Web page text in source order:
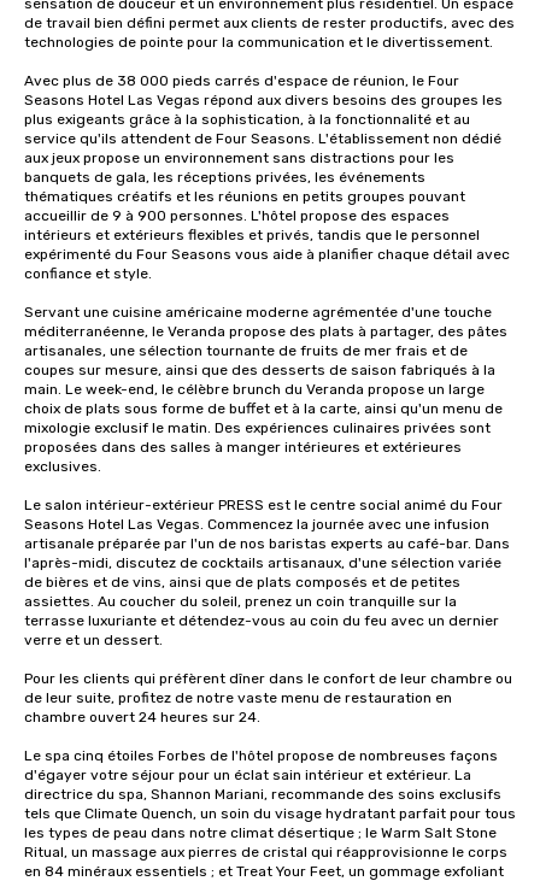
sensation de douceur et un environnement plus résidentiel. Un espace
de travail bien défini permet aux clients de rester productifs, avec des
technologies de pointe pour la communication et le divertissement.
Avec plus de 38 000 pieds carrés d'espace de réunion, le Four
Seasons Hotel Las Vegas répond aux divers besoins des groupes les
plus exigeants grâce à la sophistication, à la fonctionnalité et au
service qu'ils attendent de Four Seasons. L'établissement non dédié
aux jeux propose un environnement sans distractions pour les
banquets de gala, les réceptions privées, les événements
thématiques créatifs et les réunions en petits groupes pouvant
accueillir de 9 à 900 personnes. L'hôtel propose des espaces
intérieurs et extérieurs flexibles et privés, tandis que le personnel
expérimenté du Four Seasons vous aide à planifier chaque détail avec
confiance et style.
Servant une cuisine américaine moderne agrémentée d'une touche
méditerranéenne, le Veranda propose des plats à partager, des pâtes
artisanales, une sélection tournante de fruits de mer frais et de
coupes sur mesure, ainsi que des desserts de saison fabriqués à la
main. Le week-end, le célèbre brunch du Veranda propose un large
choix de plats sous forme de buffet et à la carte, ainsi qu'un menu de
mixologie exclusif le matin. Des expériences culinaires privées sont
proposées dans des salles à manger intérieures et extérieures
exclusives.
Le salon intérieur-extérieur PRESS est le centre social animé du Four
Seasons Hotel Las Vegas. Commencez la journée avec une infusion
artisanale préparée par l'un de nos baristas experts au café-bar. Dans
l'après-midi, discutez de cocktails artisanaux, d'une sélection variée
de bières et de vins, ainsi que de plats composés et de petites
assiettes. Au coucher du soleil, prenez un coin tranquille sur la
terrasse luxuriante et détendez-vous au coin du feu avec un dernier
verre et un dessert.
Pour les clients qui préfèrent dîner dans le confort de leur chambre ou
de leur suite, profitez de notre vaste menu de restauration en
chambre ouvert 24 heures sur 24.
Le spa cinq étoiles Forbes de l'hôtel propose de nombreuses façons
d'égayer votre séjour pour un éclat sain intérieur et extérieur. La
directrice du spa, Shannon Mariani, recommande des soins exclusifs
tels que Climate Quench, un soin du visage hydratant parfait pour tous
les types de peau dans notre climat désertique ; le Warm Salt Stone
Ritual, un massage aux pierres de cristal qui réapprovisionne le corps
en 84 minéraux essentiels ; et Treat Your Feet, un gommage exfoliant